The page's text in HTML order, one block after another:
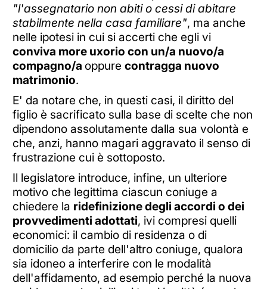
"l'assegnatario non abiti o cessi di abitare
stabilmente nella casa familiare", ma anche
nelle ipotesi in cui si accerti che egli vi
conviva more uxorio con un/a nuovo/a
compagno/a oppure contragga nuovo
matrimonio.
E' da notare che, in questi casi, il diritto del
figlio è sacrificato sulla base di scelte che non
dipendono assolutamente dalla sua volontà e
che, anzi, hanno magari aggravato il senso di
frustrazione cui è sottoposto.
Il legislatore introduce, infine, un ulteriore
motivo che legittima ciascun coniuge a
chiedere la ridefinizione degli accordi o dei
provvedimenti adottati, ivi compresi quelli
economici: il cambio di residenza o di
domicilio da parte dell'altro coniuge, qualora
sia idoneo a interferire con le modalità
dell'affidamento, ad esempio perché la nuova